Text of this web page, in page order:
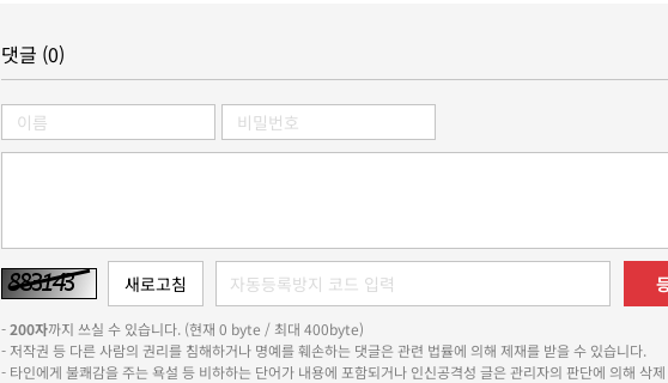
댓글 (0)
-200자까지 쓰실 수 있습니다. (현재 0 byte / 최대 400byte)
- 저작권 등 다른 사람의 권리를 침해하거나 명예를 훼손하는 댓글은 관련 법률에 의해 제재를 받을 수 있습니다.
- 타인에게 불쾌감을 주는 욕설 등 비하하는 단어가 내용에 포함되거나 인신공격성 글은 관리자의 판단에 의해 삭